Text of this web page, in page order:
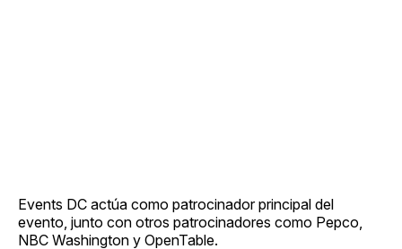
Events DC actúa como patrocinador principal del
evento, junto con otros patrocinadores como Pepco,
NBC Washington y OpenTable.